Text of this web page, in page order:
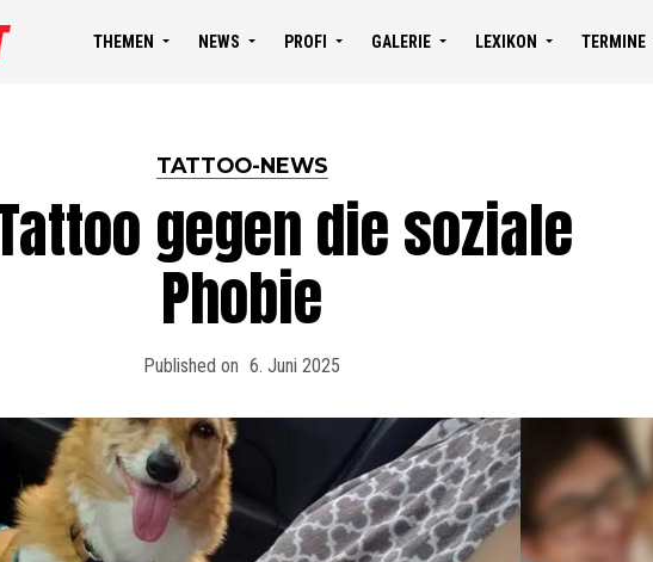
THEMEN NEWS PROFI GALERIE LEXIKON TERMINE
TATTOO-NEWS
gegen die soziale
Phobie
Published on 6. Juni 2025